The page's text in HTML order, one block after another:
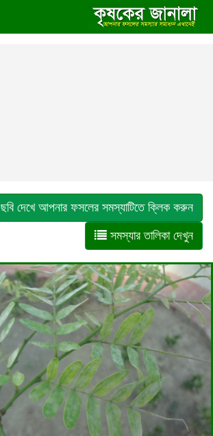
ছবি দেখে আপনার ফসলের সমস্যাটিতে ক্লিক করুন
সমস্যার তালিকা দেখুন